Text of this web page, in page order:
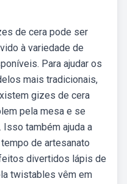
de cera pode ser
à variedade de
Para ajudar os
mais tradicionais,
gizes de cera
pela mesa e se
Isso também ajuda a
de artesanato
divertidos lápis de
twistables vêm em